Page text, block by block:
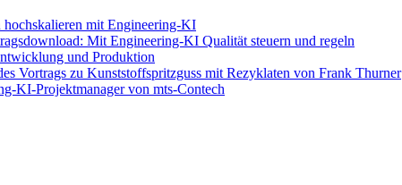
mit Engineering-KI
Mit Engineering-KI Qualität steuern und regeln
und Produktion
Vortrags zu Kunststoffspritzguss mit Rezyklaten von Frank Thurner
KI-Projektmanager von mts-Contech